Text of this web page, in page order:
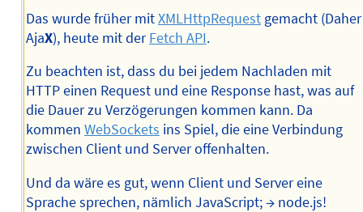
Das wurde früher mitXMLHttpRequestgemacht (Daher
AjaX), heute mit derFetch API.
Zu beachten ist, dass du bei jedem Nachladen mit
HTTP einen Request und eine Response hast, was auf
die Dauer zu Verzögerungen kommen kann. Da
kommen WebSockets ins Spiel, die eine Verbindung
zwischen Client und Server offenhalten.
Und da wäre es gut, wenn Client und Server eine
Sprache sprechen, nämlich JavaScript; → node.js!